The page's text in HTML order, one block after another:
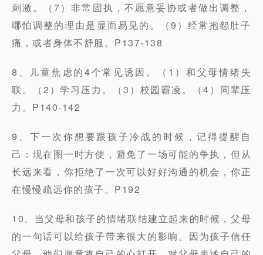
刺激。（7）非常固执，不愿意妥协或者做出调整，
哪怕调整的理由是显而易见的。（9）经常抱怨肚子
痛，或者身体不舒服。P137-138
8、儿童焦虑的4个常见诱因。（1）和父母情绪失
联。（2）学习压力。（3）校园霸凌。（4）同辈压
力。P140-142
9、下一次你想要跟孩子冷战的时候，记得提醒自
己：现在图一时方便，避免了一场可能的争执，但从
长远来看，你拒绝了一次可以好好沟通的机会，你正
在慢慢疏远你的孩子。P192
10、当父母和孩子的情绪联结建立起来的时候，父母
的一句话可以给孩子带来很大的影响。因为孩子信任